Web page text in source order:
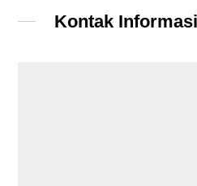
Kontak Informasi